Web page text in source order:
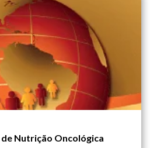
Nutrição Oncológica